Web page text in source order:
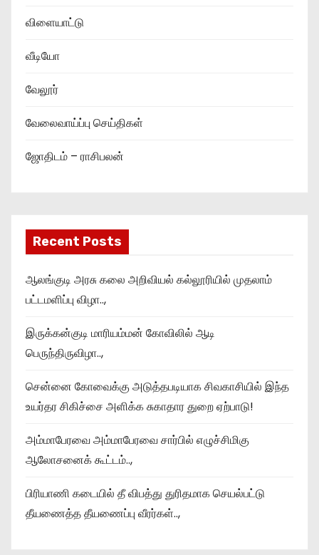
விளையாட்டு
வீடியோ
வேலூர்
வேலைவாய்ப்பு செய்திகள்
ஜோதிடம் – ராசிபலன்
Recent Posts
ஆலங்குடி அரசு கலை அறிவியல் கல்லூரியில் முதலாம்
பட்டமளிப்பு விழா..,
இருக்கன்குடி மாரியம்மன் கோவிலில் ஆடி
பெருந்திருவிழா..,
சென்னை கோவைக்கு அடுத்தபடியாக சிவகாசியில் இந்த
உயர்தர சிகிச்சை அளிக்க சுகாதார துறை ஏற்பாடு!
அம்மாபேரவை அம்மாபேரவை சார்பில் எழுச்சிமிகு
ஆலோசனைக் கூட்டம்..,
பிரியாணி கடையில் தீ விபத்து துரிதமாக செயல்பட்டு
தீயணைத்த தீயணைப்பு வீரர்கள்..,